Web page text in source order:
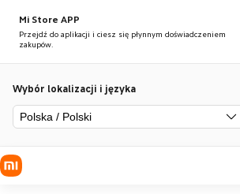
Mi Store APP
Przejdź do aplikacji i ciesz się płynnym doświadczeniem
zakupów.
Wybór lokalizacji i języka
Polska / Polski